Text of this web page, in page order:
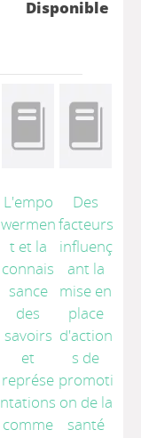
Disponible
L'empo
wermen
t et la
connais
sance
des
savoirs
et
représe
ntations
comme
Des
facteurs
influenç
ant la
mise en
place
d'action
s de
promoti
on de la
santé